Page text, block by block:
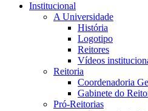
Institucional
A Universidade
História
Logotipo
Reitores
Vídeos
Reitoria
Coordenadoria
Gabinete do
Pró-Reitorias